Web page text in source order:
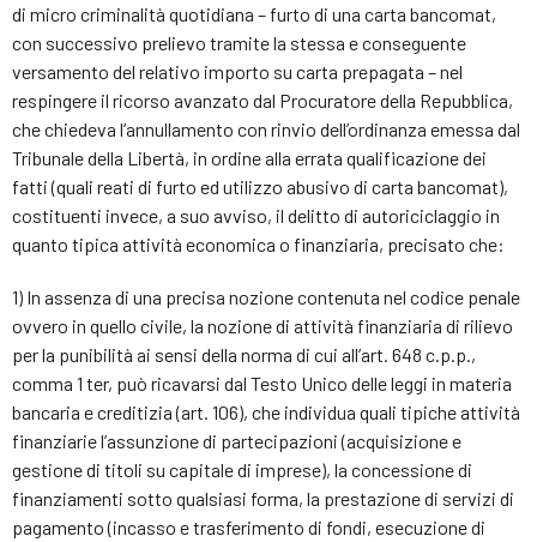
di micro criminalità quotidiana – furto di una carta bancomat,
con successivo prelievo tramite la stessa e conseguente
versamento del relativo importo su carta prepagata – nel
respingere il ricorso avanzato dal Procuratore della Repubblica,
che chiedeva l’annullamento con rinvio dell’ordinanza emessa dal
Tribunale della Libertà, in ordine alla errata qualificazione dei
fatti (quali reati di furto ed utilizzo abusivo di carta bancomat),
costituenti invece, a suo avviso, il delitto di autoriciclaggio in
quanto tipica attività economica o finanziaria, precisato che:
1) In assenza di una precisa nozione contenuta nel codice penale
ovvero in quello civile, la nozione di attività finanziaria di rilievo
per la punibilità ai sensi della norma di cui all’art. 648 c.p.p.,
comma 1 ter, può ricavarsi dal Testo Unico delle leggi in materia
bancaria e creditizia (art. 106), che individua quali tipiche attività
finanziarie l’assunzione di partecipazioni (acquisizione e
gestione di titoli su capitale di imprese), la concessione di
finanziamenti sotto qualsiasi forma, la prestazione di servizi di
pagamento (incasso e trasferimento di fondi, esecuzione di